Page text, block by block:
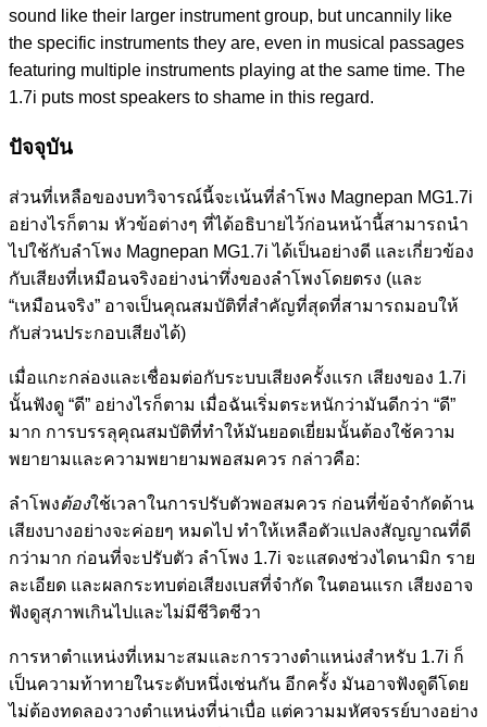
sound like their larger instrument group, but uncannily like
the specific instruments they are, even in musical passages
featuring multiple instruments playing at the same time. The
1.7i puts most speakers to shame in this regard.
ปัจจุบัน
ส่วนที่เหลือของบทวิจารณ์นี้จะเน้นที่ลำโพง Magnepan MG1.7i
อย่างไรก็ตาม หัวข้อต่างๆ ที่ได้อธิบายไว้ก่อนหน้านี้สามารถนำ
ไปใช้กับลำโพง Magnepan MG1.7i ได้เป็นอย่างดี และเกี่ยวข้อง
กับเสียงที่เหมือนจริงอย่างน่าทึ่งของลำโพงโดยตรง (และ
“เหมือนจริง” อาจเป็นคุณสมบัติที่สำคัญที่สุดที่สามารถมอบให้
กับส่วนประกอบเสียงได้)
เมื่อแกะกล่องและเชื่อมต่อกับระบบเสียงครั้งแรก เสียงของ 1.7i
นั้นฟังดู “ดี” อย่างไรก็ตาม เมื่อฉันเริ่มตระหนักว่ามันดีกว่า “ดี”
มาก การบรรลุคุณสมบัติที่ทำให้มันยอดเยี่ยมนั้นต้องใช้ความ
พยายามและความพยายามพอสมควร กล่าวคือ:
ลำโพงต้องใช้เวลาในการปรับตัวพอสมควร ก่อนที่ข้อจำกัดด้าน
เสียงบางอย่างจะค่อยๆ หมดไป ทำให้เหลือตัวแปลงสัญญาณที่ดี
กว่ามาก ก่อนที่จะปรับตัว ลำโพง 1.7i จะแสดงช่วงไดนามิก ราย
ละเอียด และผลกระทบต่อเสียงเบสที่จำกัด ในตอนแรก เสียงอาจ
ฟังดูสุภาพเกินไปและไม่มีชีวิตชีวา
การหาตำแหน่งที่เหมาะสมและการวางตำแหน่งสำหรับ 1.7i ก็
เป็นความท้าทายในระดับหนึ่งเช่นกัน อีกครั้ง มันอาจฟังดูดีโดย
ไม่ต้องทดลองวางตำแหน่งที่น่าเบื่อ แต่ความมหัศจรรย์บางอย่าง